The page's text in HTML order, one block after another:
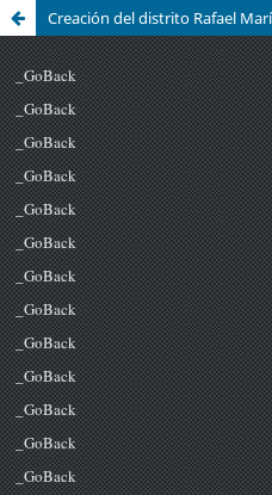
Creación del distrito Rafael